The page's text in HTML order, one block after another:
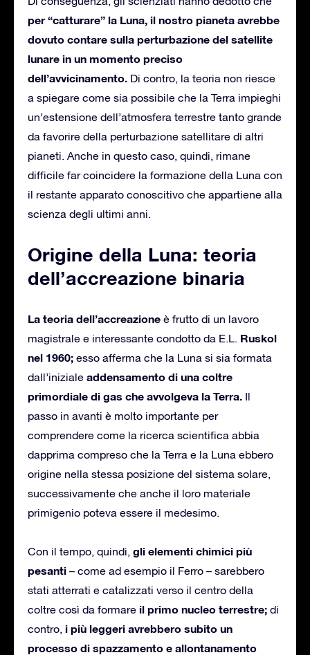
per “catturare” la Luna, il nostro pianeta avrebbe
dovuto contare sulla perturbazione del satellite
lunare in un momento preciso
dell’avvicinamento. Di contro, la teoria non riesce
a spiegare come sia possibile che la Terra impieghi
un’estensione dell’atmosfera terrestre tanto grande
da favorire della perturbazione satellitare di altri
pianeti. Anche in questo caso, quindi, rimane
difficile far coincidere la formazione della Luna con
il restante apparato conoscitivo che appartiene alla
scienza degli ultimi anni.
Origine della Luna: teoria
dell’accreazione binaria
La teoria dell’accreazione è frutto di un lavoro
magistrale e interessante condotto da E.L. Ruskol
nel 1960; esso afferma che la Luna si sia formata
dall’iniziale addensamento di una coltre
primordiale di gas che avvolgeva la Terra. Il
passo in avanti è molto importante per
comprendere come la ricerca scientifica abbia
dapprima compreso che la Terra e la Luna ebbero
origine nella stessa posizione del sistema solare,
successivamente che anche il loro materiale
primigenio poteva essere il medesimo.
Con il tempo, quindi, gli elementi chimici più
pesanti – come ad esempio il Ferro – sarebbero
stati atterrati e catalizzati verso il centro della
coltre così da formare il primo nucleo terrestre; di
contro, i più leggeri avrebbero subito un
processo di spazzamento e allontanamento